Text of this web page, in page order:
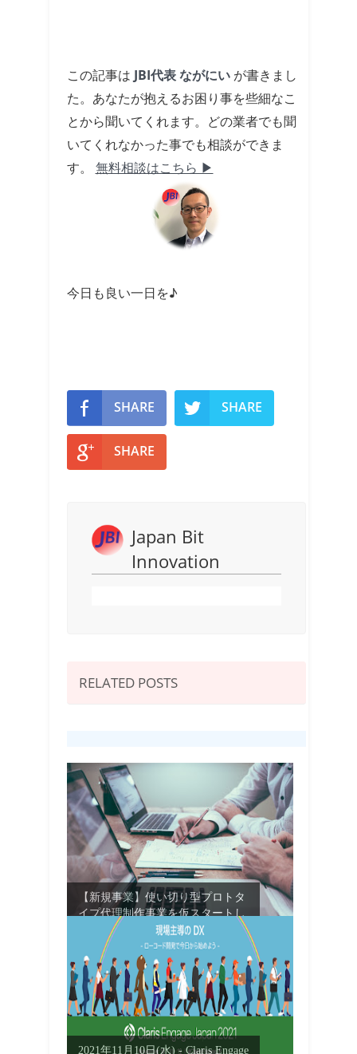
この記事は JBI代表 ながにいが書きまし
た。あなたが抱えるお困り事を些細なこ
とから聞いてくれます。どの業者でも聞
いてくれなかった事でも相談ができま
す。 無料相談はこちら ▶
今日も良い一日を♪
SHARE SHARE
SHARE
Japan Bit
Innovation
RELATED POSTS
【新規事業】使い切り型プロトタ
イプ代理制作事業を仮スタートし
ました
2021年11月10日(水) - Claris Engage